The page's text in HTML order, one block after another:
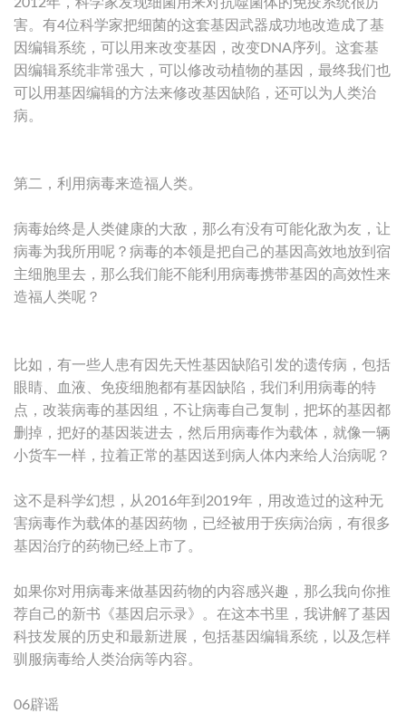
2012年，科学家发现细菌用来对抗噬菌体的免疫系统很厉
害。有4位科学家把细菌的这套基因武器成功地改造成了基
因编辑系统，可以用来改变基因，改变DNA序列。这套基
因编辑系统非常强大，可以修改动植物的基因，最终我们也
可以用基因编辑的方法来修改基因缺陷，还可以为人类治
病。
第二，利用病毒来造福人类。
病毒始终是人类健康的大敌，那么有没有可能化敌为友，让
病毒为我所用呢？病毒的本领是把自己的基因高效地放到宿
主细胞里去，那么我们能不能利用病毒携带基因的高效性来
造福人类呢？
比如，有一些人患有因先天性基因缺陷引发的遗传病，包括
眼睛、血液、免疫细胞都有基因缺陷，我们利用病毒的特
点，改装病毒的基因组，不让病毒自己复制，把坏的基因都
删掉，把好的基因装进去，然后用病毒作为载体，就像一辆
小货车一样，拉着正常的基因送到病人体内来给人治病呢？
这不是科学幻想，从2016年到2019年，用改造过的这种无
害病毒作为载体的基因药物，已经被用于疾病治病，有很多
基因治疗的药物已经上市了。
如果你对用病毒来做基因药物的内容感兴趣，那么我向你推
荐自己的新书《基因启示录》。在这本书里，我讲解了基因
科技发展的历史和最新进展，包括基因编辑系统，以及怎样
驯服病毒给人类治病等内容。
06辟谣